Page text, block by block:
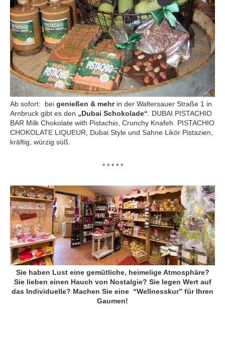
Ab sofort: bei genießen & mehrin der Waltersauer Straße 1 in
Arnbruck gibt es den „Dubai Schokolade“. DUBAI PISTACHIO
BAR Milk Chokolate with Pistachio, Crunchy Knafeh. PISTACHIO
CHOKOLATE LIQUEUR, Dubai Style und Sahne Likör Pistazien,
kräftig, würzig süß.
* * * * *
Sie haben Lust eine gemütliche, heimelige Atmosphäre?
Sie lieben einen Hauch von Nostalgie? Sie legen Wert auf
das Individuelle? Machen Sie eine “Wellnesskur” für Ihren
Gaumen!